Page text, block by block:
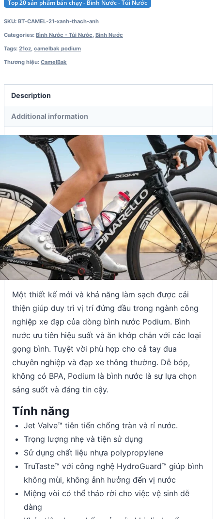
Top 20 sản phẩm bán chạy - Bình Nước - Túi Nước
SKU: BT-CAMEL-21-xanh-thach-anh
Categories: Bình Nước - Túi Nước, Bình Nước
Tags: 21oz, camelbak podium
Thương hiệu: CamelBak
Description
Additional information
Một thiết kế mới và khả năng làm sạch được cải
thiện giúp duy trì vị trí đứng đầu trong ngành công
nghiệp xe đạp của dòng bình nước Podium. Bình
nước ưu tiên hiệu suất và ăn khớp chắn với các loại
gọng bình. Tuyệt vời phù hợp cho cả tay đua
chuyên nghiệp và đạp xe thông thường. Dễ bóp,
không có BPA, Podium là bình nước là sự lựa chọn
sáng suốt và đáng tin cậy.
Tính năng
Jet Valve™ tiên tiến chống tràn và rỉ nước.
Trọng lượng nhẹ và tiện sử dụng
Sử dụng chất liệu nhựa polypropylene
TruTaste™ với công nghệ HydroGuard™ giúp bình
không mùi, không ảnh hưởng đến vị nước
Miệng vòi có thể tháo rời cho việc vệ sinh dễ
dàng